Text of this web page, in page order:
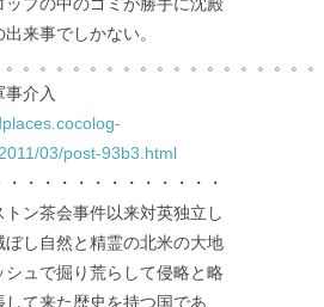
来事でしかない。
。。。。。。。。。。。。。。。。。。
介入
03/post-93b3.html
・・・・・・・・・・・・・
トン茶会事件以来対英独立し
ぼし自然と精霊の北米の大地
シュで掘り荒らして侵略と略
て来た歴史を持つ国であ